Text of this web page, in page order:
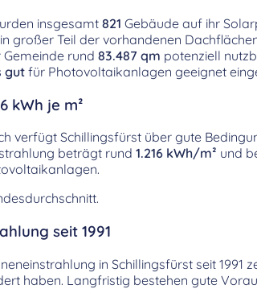
insgesamt821 Gebäude auf ihr
großer Teil der vorhandenen
rund 83.487 qm potenziell
gutfür Photovoltaikanlagen geeignet
kWh je m²
verfügt Schillingsfürst über gute
beträgt rund 1.216 kWh/m² und
seit 1991
in Schillingsfürst seit 1991
haben. Langfristig bestehen gute